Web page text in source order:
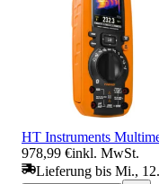
HT Instruments
978,99 €inkl. MwSt.
Lieferung bis Mi.,